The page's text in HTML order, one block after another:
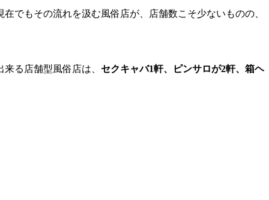
在でもその流れを汲む風俗店が、店舗数こそ少ないものの、
る店舗型風俗店は、 セクキャバ1軒、ピンサロが2軒、箱ヘ